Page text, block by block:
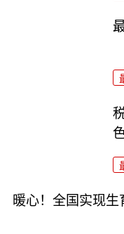
暖心！全国实现生